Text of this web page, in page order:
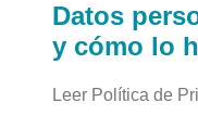
Datos
y cómo lo
Leer Política de